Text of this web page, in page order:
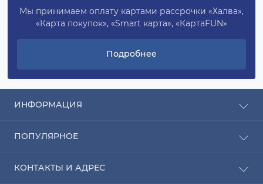
Мы принимаем оплату картами рассрочки «Халва»,
«Карта покупок», «Smart карта», «КартаFUN»
Подробнее
ИНФОРМАЦИЯ
Оплата
О компании
ПОПУЛЯРНОЕ
Насосы для воды
КОНТАКТЫ И АДРЕС